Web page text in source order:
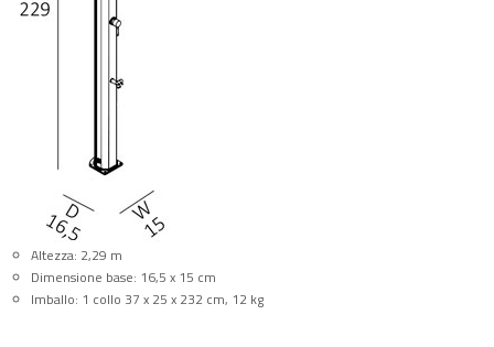
Altezza: 2,29 m
Dimensione base: 16,5 x 15 cm
Imballo: 1 collo 37 x 25 x 232 cm, 12 kg